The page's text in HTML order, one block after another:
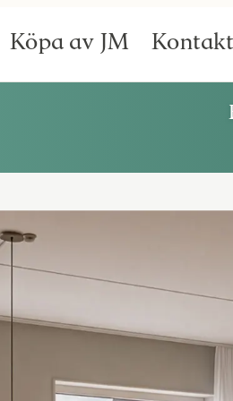
Köpa av JM Kontakt